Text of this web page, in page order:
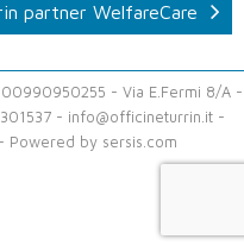
partner WelfareCare
00990950255 - Via E.Fermi 8/A -
- info@officineturrin.it -
Powered by sersis.com